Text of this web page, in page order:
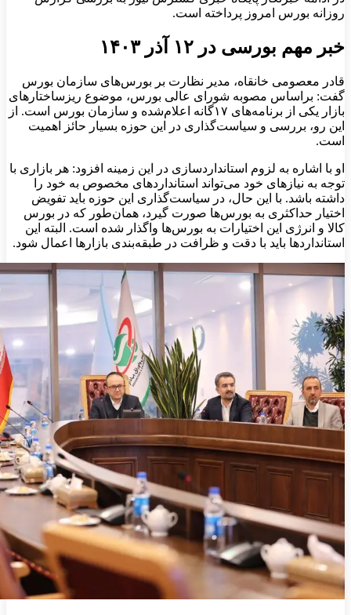
روزانه بورس امروز پرداخته است.
خبر مهم بورسی در ۱۲ آذر ۱۴۰۳
قادر معصومی خانقاه، مدیر نظارت بر بورس‌های سازمان بورس
گفت: براساس مصوبه شورای عالی بورس، موضوع ریزساختارهای
بازار یکی از برنامه‌های ۱۷‌گانه اعلام‌شده و سازمان بورس است. از
این رو، بررسی و سیاست‌گذاری در این حوزه بسیار حائز اهمیت
است.
او با اشاره به لزوم استانداردسازی در این زمینه افزود: هر بازاری با
توجه به نیازهای خود می‌تواند استانداردهای مخصوص به خود را
داشته باشد. با این حال، در سیاست‌گذاری این حوزه باید تفویض
اختیار حداکثری به بورس‌ها صورت گیرد، همان‌طور که در بورس
کالا و انرژی این اختیارات به بورس‌ها واگذار شده است. البته این
استانداردها باید با دقت و ظرافت در طبقه‌بندی بازارها اعمال شود.